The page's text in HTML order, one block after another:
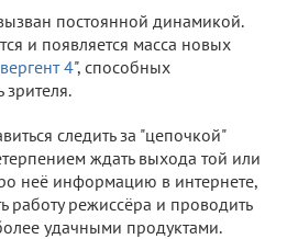
постоянной динамикой.
и появляется масса новых
4", способных
зрителя.
следить за "цепочкой"
ждать выхода той или
неё информацию в интернете,
работу режиссёра и проводить
удачными продуктами.